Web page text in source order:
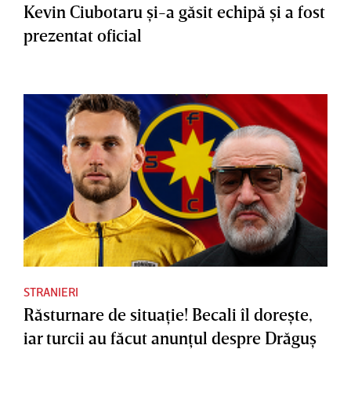
Kevin Ciubotaru şi-a găsit echipă şi a fost
prezentat oficial
STRANIERI
Răsturnare de situaţie! Becali îl doreşte,
iar turcii au făcut anunţul despre Drăguş